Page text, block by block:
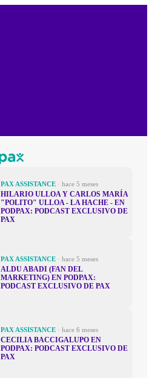
PAX ASSISTANCE · hace 5 meses
HILARIO ULLOA Y CARLOS MARÍA
"POLITO" ULLOA - LA HACHE - EN
PODPAX: PODCAST EXCLUSIVO DE
PAX
PAX ASSISTANCE · hace 5 meses
ALDU ABADI (FAN DEL
MARKETING) EN PODPAX:
PODCAST EXCLUSIVO DE PAX
PAX ASSISTANCE · hace 6 meses
CECILIA BACCIGALUPO EN
PODPAX: PODCAST EXCLUSIVO DE
PAX